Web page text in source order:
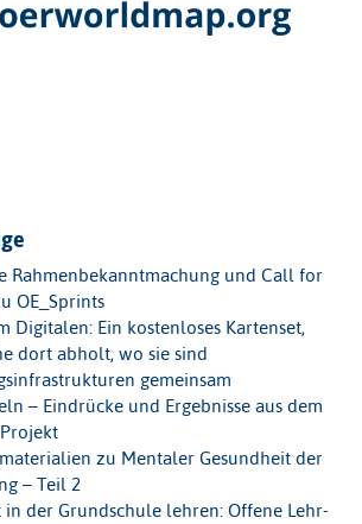
Rahmenbekanntmachung und Call for
OE_Sprints
Digitalen: Ein kostenloses Kartenset,
dort abholt, wo sie sind
gemeinsam
– Eindrücke und Ergebnisse aus dem
zu Mentaler Gesundheit der
– Teil 2
der Grundschule lehren: Offene Lehr-